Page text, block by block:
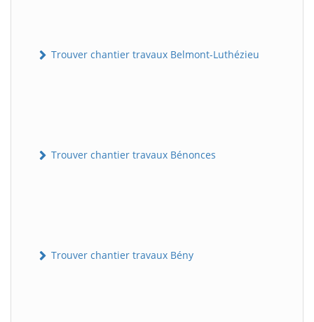
Trouver chantier travaux Belmont-Luthézieu
Trouver chantier travaux Bénonces
Trouver chantier travaux Bény